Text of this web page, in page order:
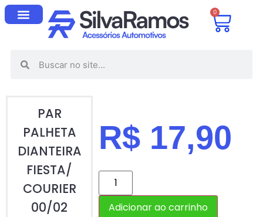
0
PAR
PALHETA
DIANTEIRA
FIESTA/
COURIER
00/02
R$ 17,90
Adicionar ao carrinho